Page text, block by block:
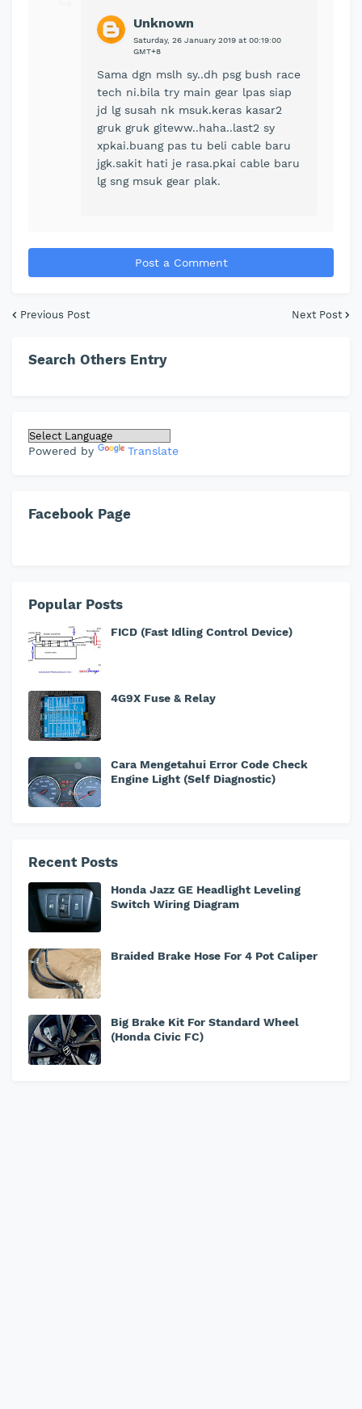
Unknown
Saturday, 26 January 2019 at 00:19:00
GMT+8
Sama dgn mslh sy..dh psg bush race
tech ni.bila try main gear lpas siap
jd lg susah nk msuk.keras kasar2
gruk gruk giteww..haha..last2 sy
xpkai.buang pas tu beli cable baru
jgk.sakit hati je rasa.pkai cable baru
lg sng msuk gear plak.
Post a Comment
Previous Post Next Post
Search Others Entry
Powered by Translate
Facebook Page
Popular Posts
FICD (Fast Idling Control Device)
4G9X Fuse & Relay
Cara Mengetahui Error Code Check
Engine Light (Self Diagnostic)
Recent Posts
Honda Jazz GE Headlight Leveling
Switch Wiring Diagram
Braided Brake Hose For 4 Pot Caliper
Big Brake Kit For Standard Wheel
(Honda Civic FC)